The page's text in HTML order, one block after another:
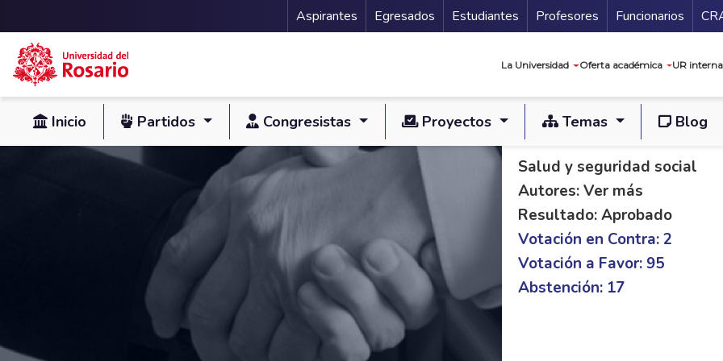
Pasar al contenido principal
Menu Secundario
Aspirantes Egresados Estudiantes Profesores Funcionarios
La Universidad Oferta académica UR
Inicio Partidos Congresistas Proyectos Temas Blog
PL S 102/18 C 149/
Salud y seguridad social
Autores: Ver más
Resultado: Aprobado
Votación en Contra: 2
Votación a Favor: 95
Abstención: 17